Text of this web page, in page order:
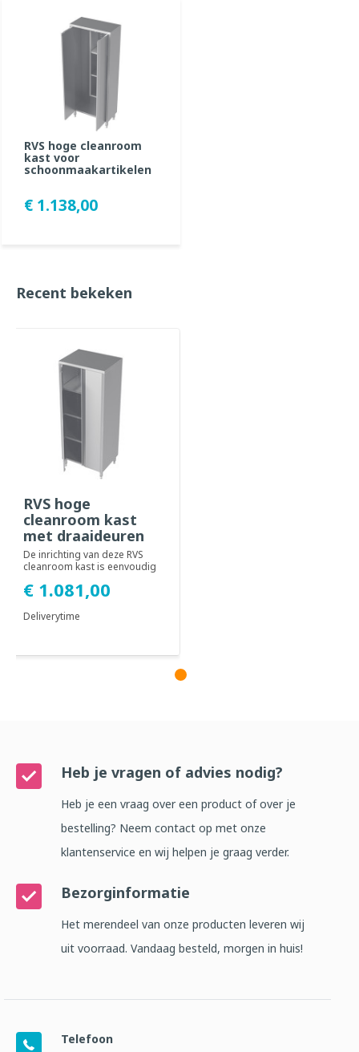
RVS hoge cleanroom
kast voor
schoonmaakartikelen
€ 1.138,00
Recent bekeken
RVS hoge
cleanroom kast
met draaideuren
De inrichting van deze RVS
cleanroom kast is eenvoudig
éénvoud...
€ 1.081,00
Deliverytime
Heb je vragen of advies nodig?
Heb je een vraag over een product of over je
bestelling? Neem contact op met onze
klantenservice en wij helpen je graag verder.
Bezorginformatie
Het merendeel van onze producten leveren wij
uit voorraad. Vandaag besteld, morgen in huis!
Telefoon